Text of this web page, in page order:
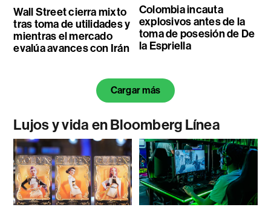
Wall Street cierra mixto
tras toma de utilidades y
mientras el mercado
evalúa avances con Irán
Colombia incauta
explosivos antes de la
toma de posesión de De
la Espriella
Cargar más
Lujos y vida en Bloomberg Línea